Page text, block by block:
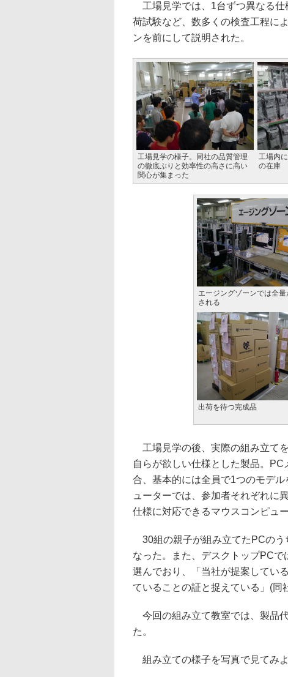
工場見学では、1台ずつ異なる仕
荷試験など、数多くの検査工程に
ンを前にして説明された。
工場見学の様子。同社の品質管理
の徹底ぶりと効率性の高さに高い
関心が集まった
工場内
の在庫
エージングゾーンでは全量
される
出荷を待つ完成品
工場見学の後、実際の組み立て
自らが欲しい仕様とした製品。
合、基本的には全員で1つのモデ
ューターでは、参加者それぞれに
仕様に対応できるマウスコンピュ
30組の親子が組み立てたPCのう
なった。また、デスクトップPC
選んでおり、「当社が提案してい
ていることの証と捉えている」(同
今回の組み立て教室では、製品
た。
組み立ての様子を写真で見てみよ